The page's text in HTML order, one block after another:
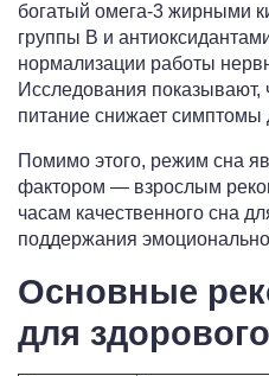
богатый омега-3 жирными
группы B и
нормализации работы
Исследования показывают,
питание снижает симптомы
Помимо этого, режим сна
фактором — взрослым
часам качественного сна
поддержания
Основные
для